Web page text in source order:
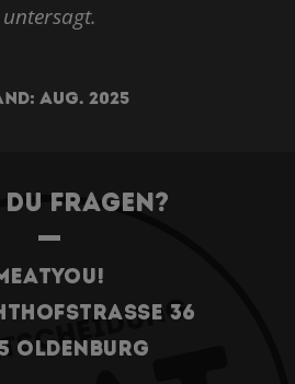
untersagt.
Aug. 2025
Fragen?
36
Oldenburg